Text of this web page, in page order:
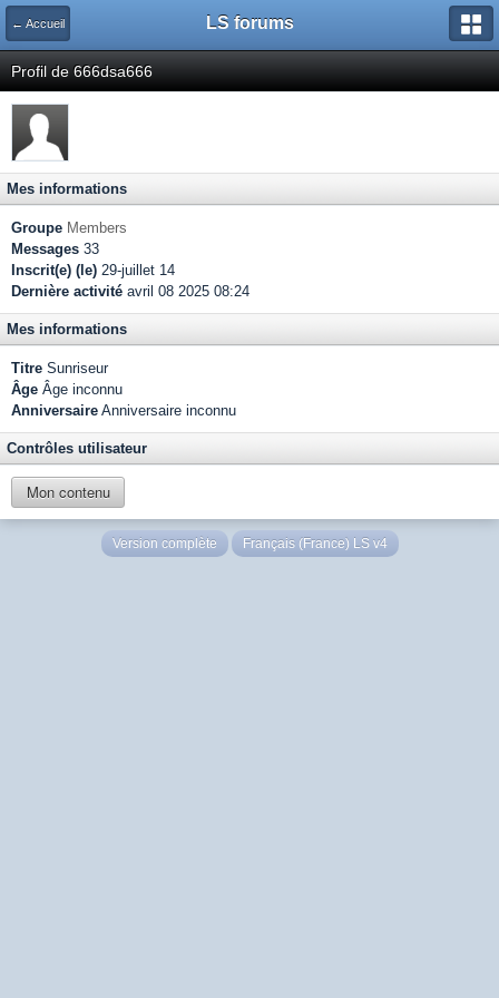
← Accueil LS forums
Profil de 666dsa666
Mes informations
Groupe Members
Messages 33
Inscrit(e) (le) 29-juillet 14
Dernière activité avril 08 2025 08:24
Mes informations
Titre Sunriseur
Âge Âge inconnu
Anniversaire Anniversaire inconnu
Contrôles utilisateur
Mon contenu
Version complète Français (France) LS v4